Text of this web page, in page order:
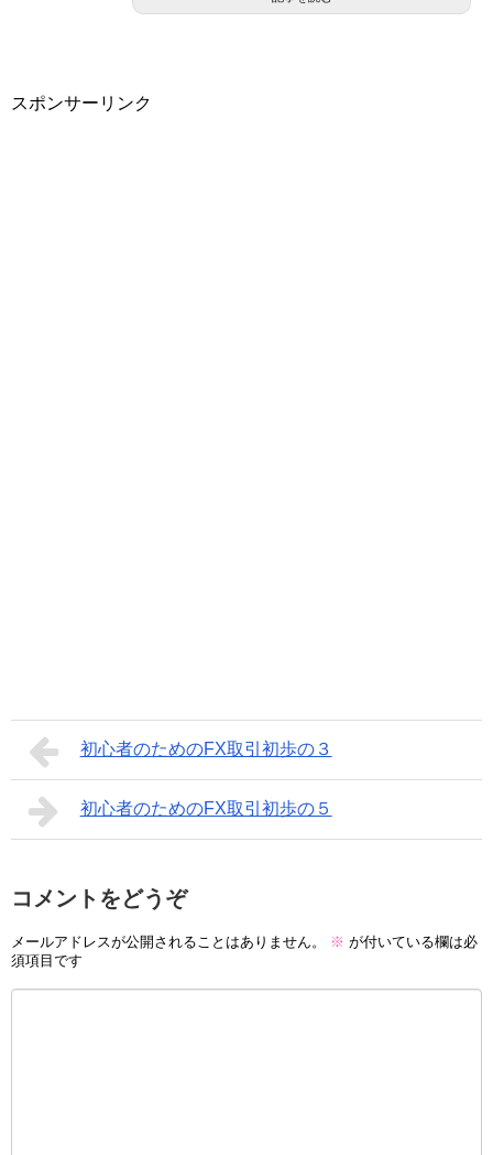
スポンサーリンク
初心者のためのFX取引初歩の３
初心者のためのFX取引初歩の５
コメントをどうぞ
メールアドレスが公開されることはありません。 ※ が付いている欄は必
須項目です